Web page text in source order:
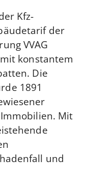
Kfz-
der
VVAG
konstantem
Die
1891
Mit
und